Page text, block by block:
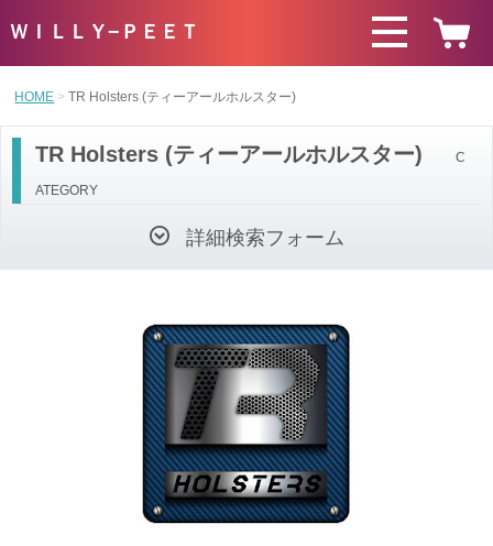
ＷＩＬＬＹ−ＰＥＥＴ
HOME TR Holsters (ティーアールホルスター)
TR Holsters (ティーアールホルスター) C
ATEGORY
詳細検索フォーム